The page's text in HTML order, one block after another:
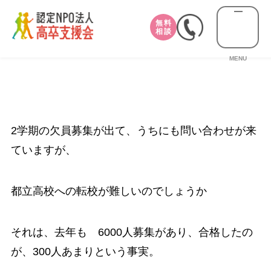
無料
相談
MENU
2学期の欠員募集が出て、うちにも問い合わせが来
ていますが、
都立高校への転校が難しいのでしょうか
それは、去年も 6000人募集があり、合格したの
が、300人あまりという事実。